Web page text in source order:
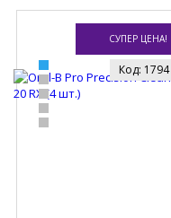
СУПЕР ЦЕНА!
Код: 1794